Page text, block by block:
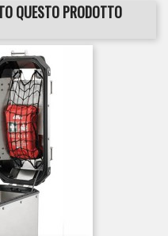
QUESTO PRODOTTO